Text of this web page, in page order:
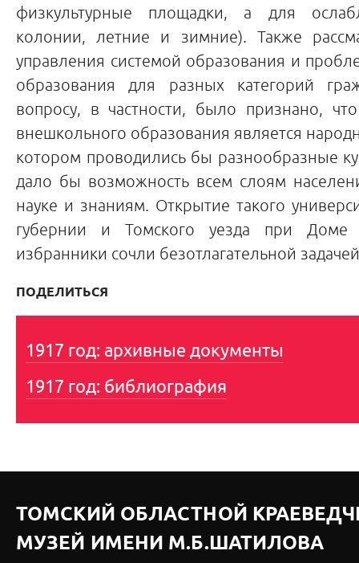
физкультурные площадки, а для
колонии, летние и зимние). Также
управления системой образования и
образования для разных категорий
вопросу, в частности, было признано,
внешкольного образования является
котором проводились бы разнообразные
дало бы возможность всем слоям
науке и знаниям. Открытие такого
губернии и Томского уезда при Доме
избранники сочли безотлагательной
ПОДЕЛИТЬСЯ
1917 год: архивные документы
1917 год: библиография
ТОМСКИЙ ОБЛАСТНОЙ
МУЗЕЙ ИМЕНИ М.Б.ШАТИЛОВА